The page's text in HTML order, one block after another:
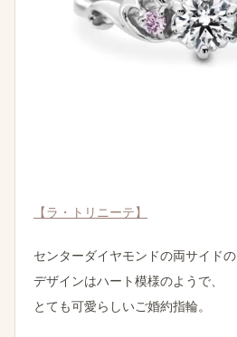
【ラ・トリニーテ】
センターダイヤモンドの両サイドの
デザインはハート模様のようで、
とても可愛らしいご婚約指輪。